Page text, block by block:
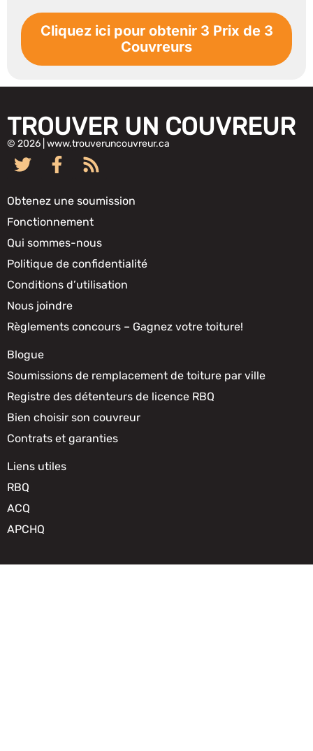
TROUVER UN COUVREUR
© 2026 | www.trouveruncouvreur.ca
Obtenez une soumission
Fonctionnement
Qui sommes-nous
Politique de confidentialité
Conditions d’utilisation
Nous joindre
Règlements concours – Gagnez votre toiture!
Blogue
Soumissions de remplacement de toiture par ville
Registre des détenteurs de licence RBQ
Bien choisir son couvreur
Contrats et garanties
Liens utiles
RBQ
ACQ
APCHQ